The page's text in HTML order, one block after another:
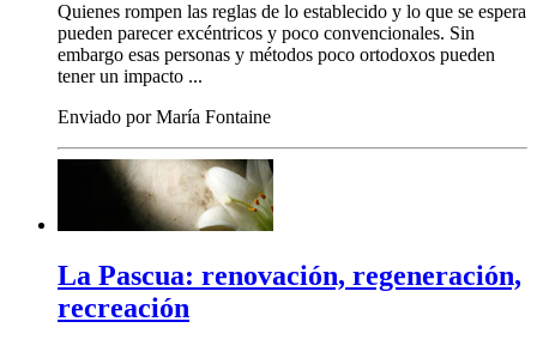
Quienes rompen las reglas de lo establecido y lo que se espera
pueden parecer excéntricos y poco convencionales. Sin
embargo esas personas y métodos poco ortodoxos pueden
tener un impacto ...
Enviado por María Fontaine
La Pascua: renovación, regeneración,
recreación